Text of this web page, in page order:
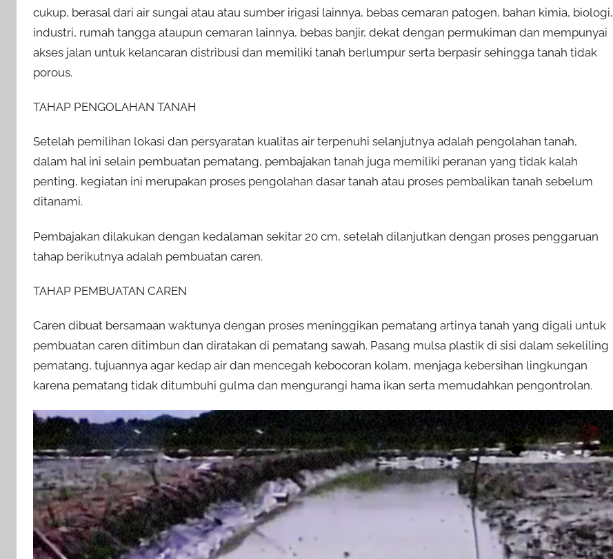
cukup, berasal dari air sungai atau atau sumber irigasi lainnya, bebas cemaran patogen, bahan kimia, biologi,
industri, rumah tangga ataupun cemaran lainnya, bebas banjir, dekat dengan permukiman dan mempunyai
akses jalan untuk kelancaran distribusi dan memiliki tanah berlumpur serta berpasir sehingga tanah tidak
porous.
TAHAP PENGOLAHAN TANAH
Setelah pemilihan lokasi dan persyaratan kualitas air terpenuhi selanjutnya adalah pengolahan tanah,
dalam hal ini selain pembuatan pematang, pembajakan tanah juga memiliki peranan yang tidak kalah
penting, kegiatan ini merupakan proses pengolahan dasar tanah atau proses pembalikan tanah sebelum
ditanami.
Pembajakan dilakukan dengan kedalaman sekitar 20 cm, setelah dilanjutkan dengan proses penggaruan
tahap berikutnya adalah pembuatan caren.
TAHAP PEMBUATAN CAREN
Caren dibuat bersamaan waktunya dengan proses meninggikan pematang artinya tanah yang digali untuk
pembuatan caren ditimbun dan diratakan di pematang sawah. Pasang mulsa plastik di sisi dalam sekeliling
pematang, tujuannya agar kedap air dan mencegah kebocoran kolam, menjaga kebersihan lingkungan
karena pematang tidak ditumbuhi gulma dan mengurangi hama ikan serta memudahkan pengontrolan.